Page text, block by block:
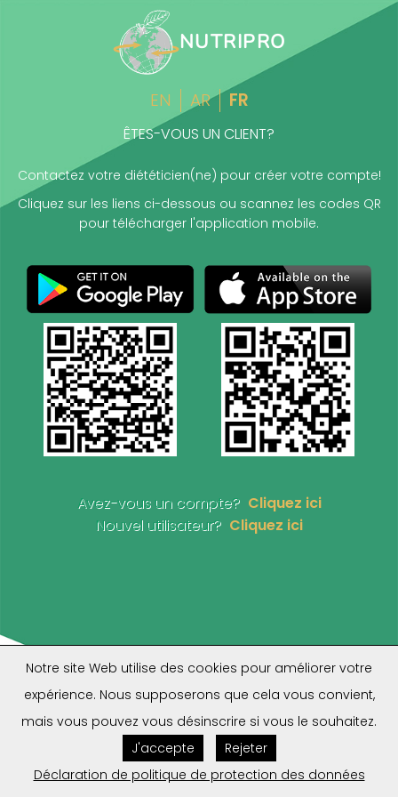
NUTRIPRO
EN AR FR
ÊTES-VOUS UN CLIENT?
Contactez votre diététicien(ne) pour créer votre compte!
Cliquez sur les liens ci-dessous ou scannez les codes QR
pour télécharger l'application mobile.
Avez-vous un compte? Cliquez ici
Nouvel utilisateur? Cliquez ici
Notre site Web utilise des cookies pour améliorer votre
expérience. Nous supposerons que cela vous convient,
mais vous pouvez vous désinscrire si vous le souhaitez.
J'accepte
Rejeter
Déclaration de politique de protection des données